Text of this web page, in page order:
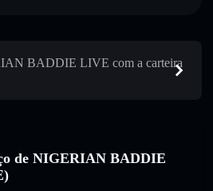
BADDIE LIVE com a carteira
de NIGERIAN BADDIE